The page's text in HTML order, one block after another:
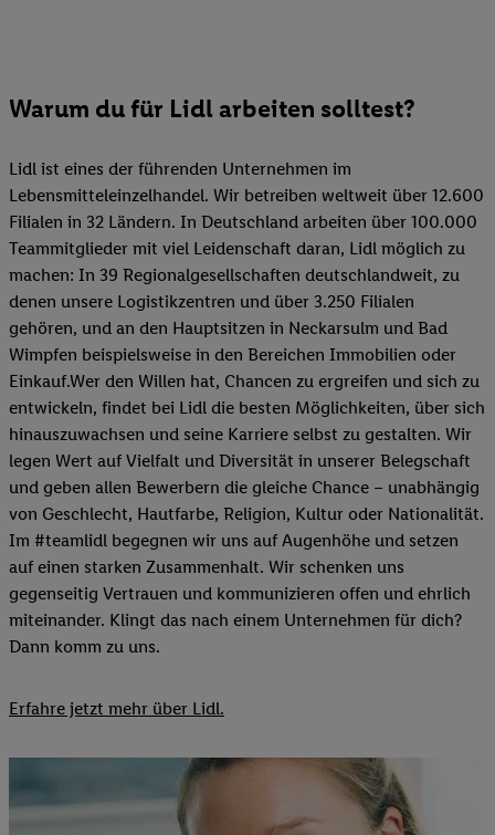
Warum du für Lidl arbeiten solltest?
Lidl ist eines der führenden Unternehmen im
Lebensmitteleinzelhandel. Wir betreiben weltweit über 12.600
Filialen in 32 Ländern. In Deutschland arbeiten über 100.000
Teammitglieder mit viel Leidenschaft daran, Lidl möglich zu
machen: In 39 Regionalgesellschaften deutschlandweit, zu
denen unsere Logistikzentren und über 3.250 Filialen
gehören, und an den Hauptsitzen in Neckarsulm und Bad
Wimpfen beispielsweise in den Bereichen Immobilien oder
Einkauf.Wer den Willen hat, Chancen zu ergreifen und sich zu
entwickeln, findet bei Lidl die besten Möglichkeiten, über sich
hinauszuwachsen und seine Karriere selbst zu gestalten. Wir
legen Wert auf Vielfalt und Diversität in unserer Belegschaft
und geben allen Bewerbern die gleiche Chance – unabhängig
von Geschlecht, Hautfarbe, Religion, Kultur oder Nationalität.
Im #teamlidl begegnen wir uns auf Augenhöhe und setzen
auf einen starken Zusammenhalt. Wir schenken uns
gegenseitig Vertrauen und kommunizieren offen und ehrlich
miteinander. Klingt das nach einem Unternehmen für dich?
Dann komm zu uns.​
Erfahre jetzt mehr über Lidl.